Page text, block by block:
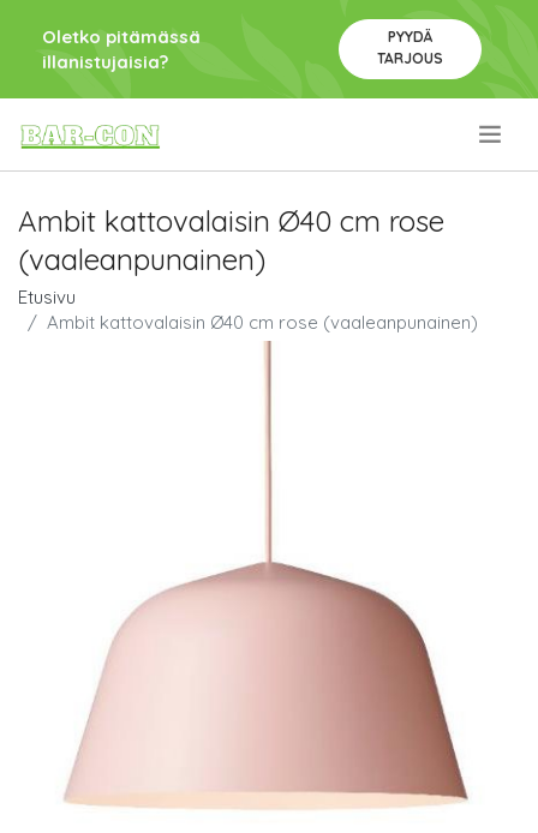
Oletko pitämässä
illanistujaisia?
PYYDÄ
TARJOUS
Ambit kattovalaisin Ø40 cm rose
(vaaleanpunainen)
Etusivu
Ambit kattovalaisin Ø40 cm rose (vaaleanpunainen)